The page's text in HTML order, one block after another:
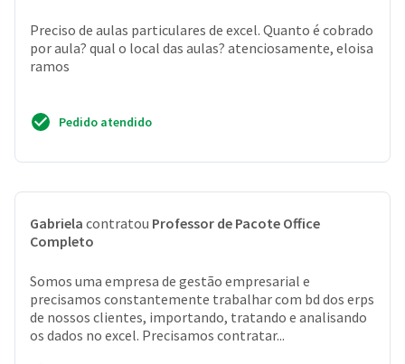
Preciso de aulas particulares de excel. Quanto é cobrado
por aula? qual o local das aulas? atenciosamente, eloisa
ramos
Pedido atendido
Gabriela contratou Professor de Pacote Office
Completo
Somos uma empresa de gestão empresarial e
precisamos constantemente trabalhar com bd dos erps
de nossos clientes, importando, tratando e analisando
os dados no excel. Precisamos contratar...